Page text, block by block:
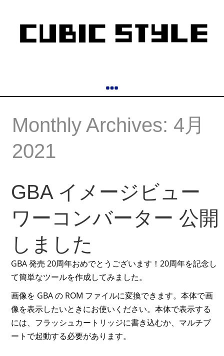
Monthly Archives: 4月
2021
GBA イメージビュー
ワーコンバーター 公開
しました
GBA 発売 20周年おめでとうございます！20周年を記念し
て簡単なツールを作成してみました。
画像を GBA の ROM ファイルに変換できます。本体で画
像を表示したいときにお使いください。本体で表示する
には、フラッシュカートリッジに書き込むか、マルチブ
ートで起動する必要があります。